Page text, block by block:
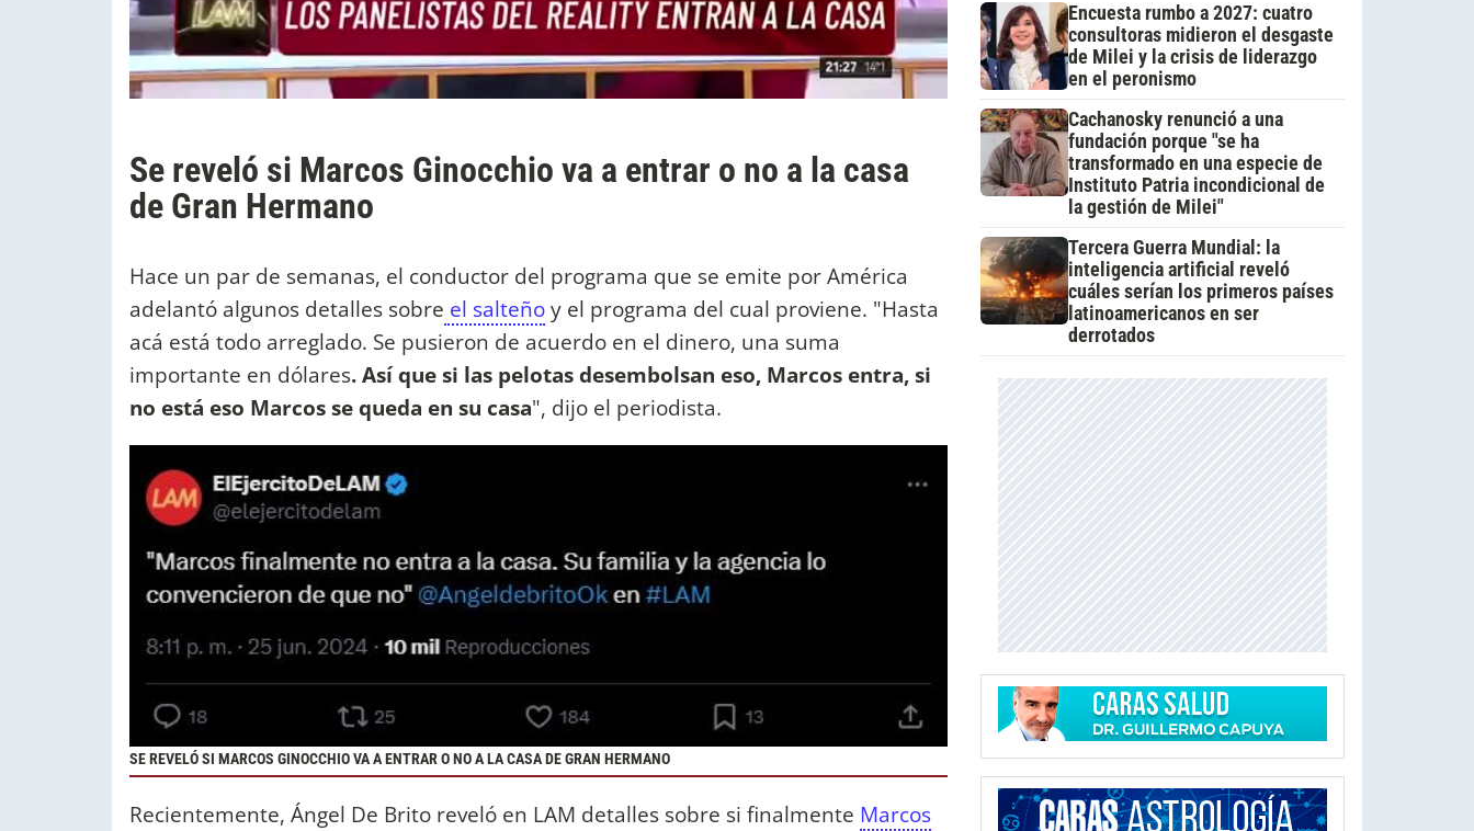
Se reveló si Marcos Ginocchio va a entrar o no a la casa
de Gran Hermano
Hace un par de semanas, el conductor del programa que se emite por América
adelantó algunos detalles sobre el salteñoy el programa del cual proviene. "Hasta
acá está todo arreglado. Se pusieron de acuerdo en el dinero, una suma
importante en dólares. Así que si las pelotas desembolsan eso, Marcos entra, si
no está eso Marcos se queda en su casa", dijo el periodista.
SE REVELÓ SI MARCOS GINOCCHIO VA A ENTRAR O NO A LA CASA DE GRAN HERMANO
Recientemente, Ángel De Brito reveló en LAM detalles sobre si finalmente Marcos
Encuesta rumbo a 2027: cuatro
consultoras midieron el desgaste
de Milei y la crisis de liderazgo
en el peronismo
Cachanosky renunció a una
fundación porque "se ha
transformado en una especie de
Instituto Patria incondicional de
la gestión de Milei"
Tercera Guerra Mundial: la
inteligencia artificial reveló
cuáles serían los primeros países
latinoamericanos en ser
derrotados